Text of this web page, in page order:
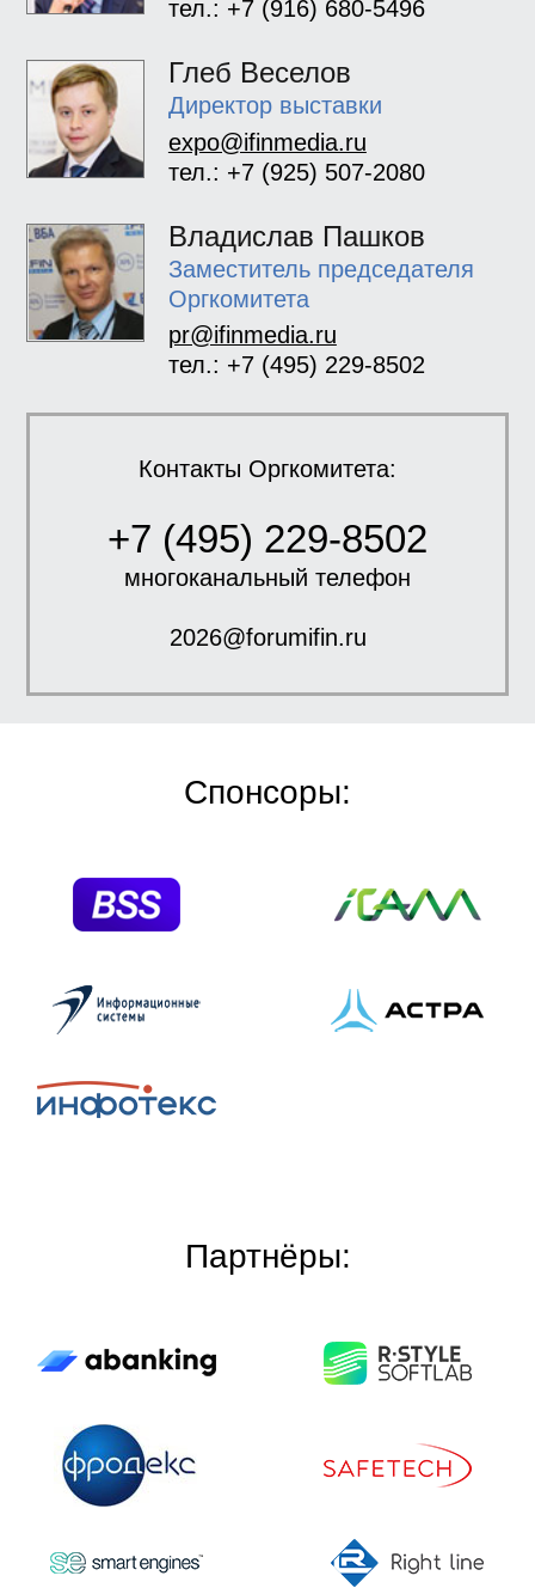
тел.: +7 (916) 680-5496
Глеб Веселов
Директор выставки
expo@ifinmedia.ru
тел.: +7 (925) 507-2080
Владислав Пашков
Заместитель председателя
Оргкомитета
pr@ifinmedia.ru
тел.: +7 (495) 229-8502
Контакты Оргкомитета:
+7 (495) 229-8502
многоканальный телефон
2026@forumifin.ru
Спонсоры:
Партнёры: